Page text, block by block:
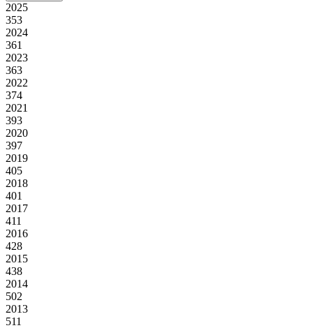
2025
353
2024
361
2023
363
2022
374
2021
393
2020
397
2019
405
2018
401
2017
411
2016
428
2015
438
2014
502
2013
511